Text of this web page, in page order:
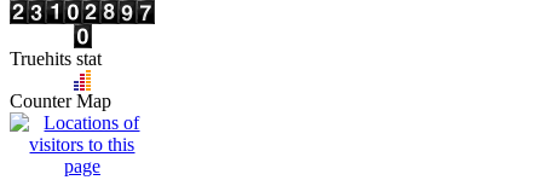
Truehits stat
Counter Map